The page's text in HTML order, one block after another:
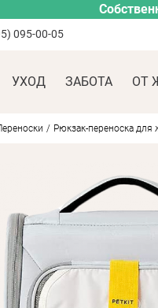
095-00-05
УХОД ЗАБОТА ОТ
Рюкзак-переноска для